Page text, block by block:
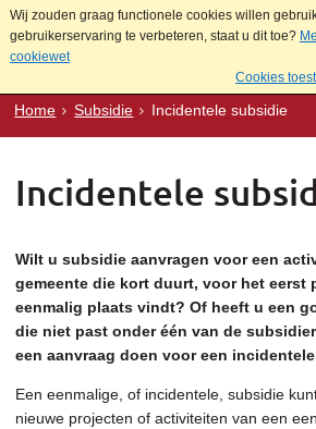
Wij zouden graag functionele cookies willen
gebruikerservaring te verbeteren, staat u dit toe?
cookiewet
Cookies
Home Subsidie Incidentele subsidie
Incidentele
Wilt u subsidie aanvragen voor een
gemeente die kort duurt, voor het eerst
eenmalig plaats vindt? Of heeft u een
die niet past onder één van de
een aanvraag doen voor een
Een eenmalige, of incidentele, subsidie
nieuwe projecten of activiteiten van een